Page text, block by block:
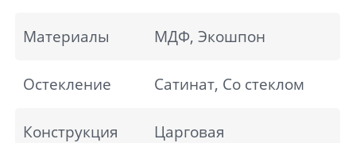
Материалы МДФ, Экошпон
Остекление Сатинат, Со стеклом
Конструкция Царговая